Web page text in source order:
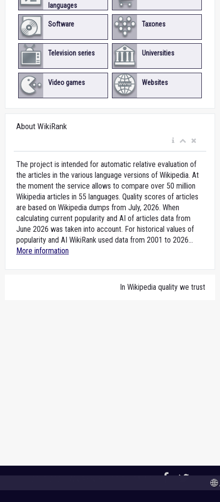
languages
Software Taxones
Television series Universities
Video games Websites
About WikiRank
The project is intended for automatic relative evaluation of
the articles in the various language versions of Wikipedia. At
the moment the service allows to compare over 50 million
Wikipedia articles in 55 languages. Quality scores of articles
are based on Wikipedia dumps from July, 2026. When
calculating current popularity and AI of articles data from
June 2026 was taken into account. For historical values of
popularity and AI WikiRank used data from 2001 to 2026...
More information
In Wikipedia quality we trust
🌐 A